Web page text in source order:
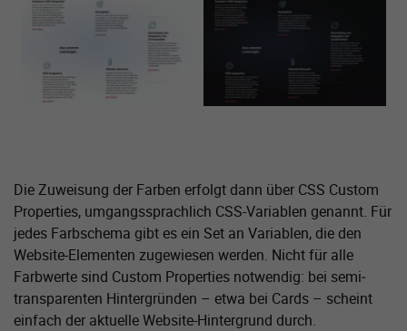
Die Zuweisung der Farben erfolgt dann über CSS Custom
Properties, umgangs­sprachlich CSS-Variablen genannt. Für
jedes Farbschema gibt es ein Set an Variablen, die den
Website-Elementen zugewiesen werden. Nicht für alle
Farbwerte sind Custom Properties notwendig: bei semi­
transparenten Hintergründen – etwa bei Cards – scheint
einfach der aktuelle Website-Hintergrund durch.